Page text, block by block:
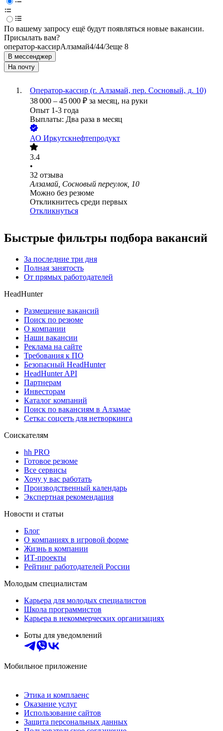
По вашему запросу ещё будут появляться новые вакансии.
Присылать вам?
оператор-кассирАлзамай4/44/3еще 8
В мессенджер
На почту
Оператор-кассир (г. Алзамай, пер. Сосновый, д. 10)
38 000 – 45 000 ₽ за месяц, на руки
Опыт 1-3 года
Выплаты: Два раза в месяц
АО Иркутскнефтепродукт
3.4
•
32 отзыва
Алзамай, Сосновый переулок, 10
Можно без резюме
Откликнитесь среди первых
Откликнуться
Быстрые фильтры подбора вакансий
За последние три дня
Полная занятость
От прямых работодателей
HeadHunter
Размещение вакансий
Поиск по резюме
О компании
Наши вакансии
Реклама на сайте
Требования к ПО
Безопасный HeadHunter
HeadHunter API
Партнерам
Инвесторам
Каталог компаний
Поиск по вакансиям в Алзамае
Сетка: соцсеть для нетворкинга
Соискателям
hh PRO
Готовое резюме
Все сервисы
Хочу у вас работать
Производственный календарь
Экспертная рекомендация
Новости и статьи
Блог
О компаниях в игровой форме
Жизнь в компании
ИТ-проекты
Рейтинг работодателей России
Молодым специалистам
Карьера для молодых специалистов
Школа программистов
Карьера в некоммерческих организациях
Боты для уведомлений
Мобильное приложение
Этика и комплаенс
Оказание услуг
Использование сайтов
Защита персональных данных